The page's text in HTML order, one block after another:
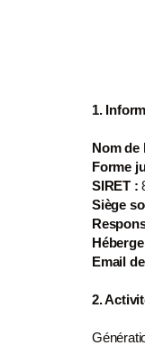
1.
Nom de
Forme
SIRET :
Siège
Email
2.